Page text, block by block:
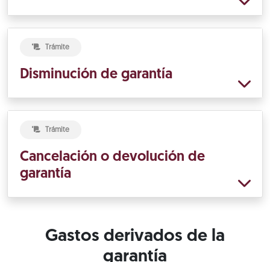
Trámite
Disminución de garantía
Trámite
Cancelación o devolución de
garantía
Gastos derivados de la
garantía